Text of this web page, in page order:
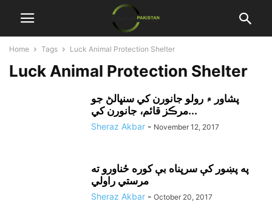
Home Tags Luck Animal Protection Shelter
Luck Animal Protection Shelter
پشاور ۾ رولو جانورن کي سنڀالڻ جو
مرڪز قائم، جانورن کي...
Sheraz Akbar - November 12, 2017
په پښور کې سرپناه بې کوره ځناورو ته
مرستي راولي
Sheraz Akbar - October 20, 2017